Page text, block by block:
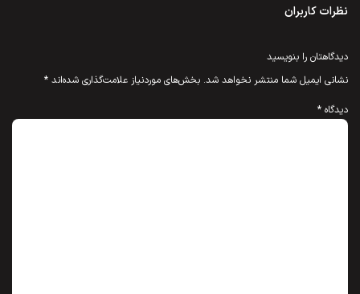
نظرات کاربران
دیدگاهتان را بنویسید
نشانی ایمیل شما منتشر نخواهد شد. بخش‌های موردنیاز علامت‌گذاری شده‌اند *
دیدگاه *